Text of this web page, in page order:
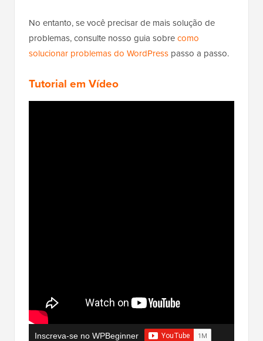
No entanto, se você precisar de mais solução de
problemas, consulte nosso guia sobrecomo
solucionar problemas do WordPress passo a passo.
Tutorial em Vídeo
Inscreva-se no WPBeginner